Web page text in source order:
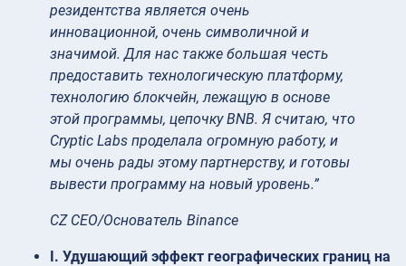
резидентства является очень
инновационной, очень символичной и
значимой. Для нас также большая честь
предоставить технологическую платформу,
технологию блокчейн, лежащую в основе
этой программы, цепочку BNB. Я считаю, что
Cryptic Labs проделала огромную работу, и
мы очень рады этому партнерству, и готовы
вывести программу на новый уровень.”
CZ CEO/Основатель Binance
I. Удушающий эффект географических границ на